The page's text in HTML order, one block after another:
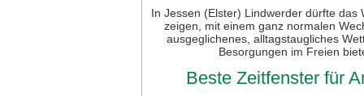
In Jessen (Elster) Lindwerder dürfte das
zeigen, mit einem ganz normalen
ausgeglichenes, alltagstaugliches
Besorgungen im Freien
Beste Zeitfenster für